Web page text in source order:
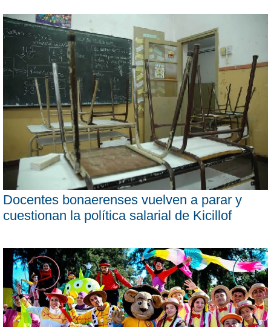
Docentes bonaerenses vuelven a parar y
cuestionan la política salarial de Kicillof